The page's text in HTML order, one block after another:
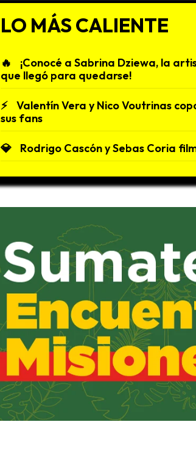
LO MÁS CALIENTE
¡Conocé a Sabrina Dziewa, la
que llegó para quedarse!
Valentín Vera y Nico Voutrinas
sus fans
Rodrigo Cascón y Sebas Coria